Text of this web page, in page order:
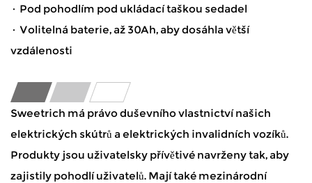
· Pod pohodlím pod ukládací taškou sedadel
· Volitelná baterie, až 30Ah, aby dosáhla větší
vzdálenosti
Sweetrich má právo duševního vlastnictví našich
elektrických skútrů a elektrických invalidních vozíků.
Produkty jsou uživatelsky přívětivé navrženy tak, aby
zajistily pohodlí uživatelů. Mají také mezinárodní